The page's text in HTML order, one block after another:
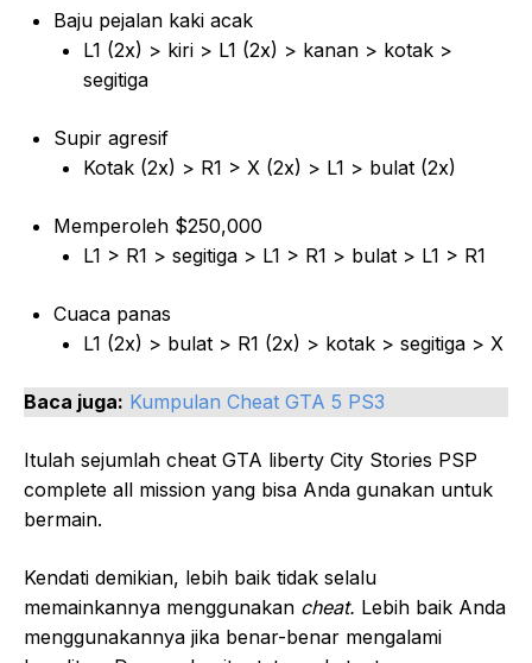
Baju pejalan kaki acak
L1 (2x) > kiri > L1 (2x) > kanan > kotak >
segitiga
Supir agresif
Kotak (2x) > R1 > X (2x) > L1 > bulat (2x)
Memperoleh $250,000
L1 > R1 > segitiga > L1 > R1 > bulat > L1 > R1
Cuaca panas
L1 (2x) > bulat > R1 (2x) > kotak > segitiga > X
Baca juga: Kumpulan Cheat GTA 5 PS3
Itulah sejumlah cheat GTA liberty City Stories PSP
complete all mission yang bisa Anda gunakan untuk
bermain.
Kendati demikian, lebih baik tidak selalu
memainkannya menggunakan cheat. Lebih baik Anda
menggunakannya jika benar-benar mengalami